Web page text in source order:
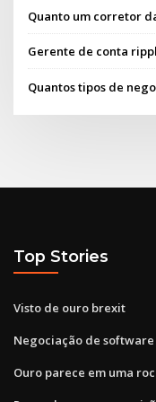
Quanto um corretor
Gerente de conta
Quantos tipos de
Top Stories
Visto de ouro brexit
Negociação de software
Ouro parece em uma